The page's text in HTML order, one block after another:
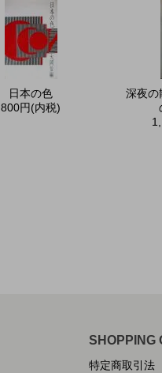
日本の色
800円(内税)
深夜
SHOPPING
特定商取引法